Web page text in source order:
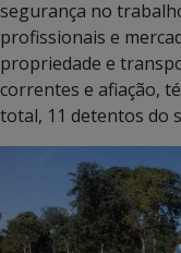
segurança no
profissionais e
propriedade e
correntes e afiação,
total, 11 detentos do